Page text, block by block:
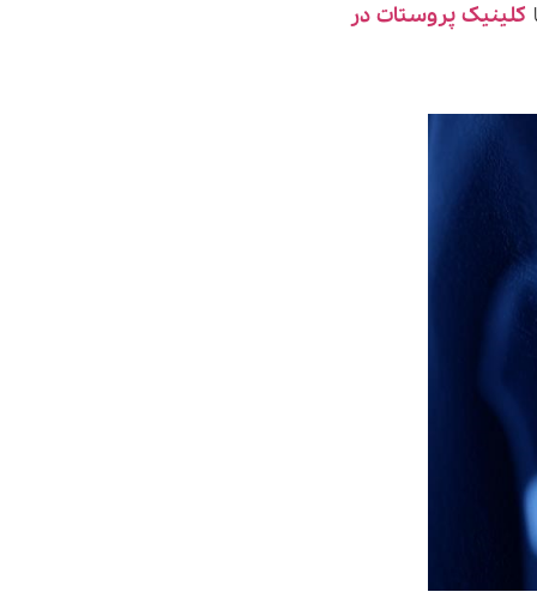
کلینیک پروستات در